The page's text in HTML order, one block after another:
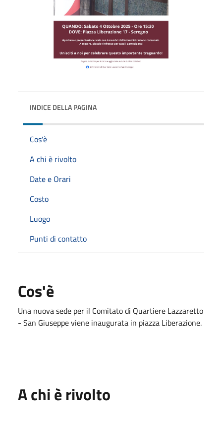
INDICE DELLA PAGINA
Cos'è
A chi è rivolto
Date e Orari
Costo
Luogo
Punti di contatto
Cos'è
Una nuova sede per il Comitato di Quartiere Lazzaretto
- San Giuseppe viene inaugurata in piazza Liberazione.
A chi è rivolto